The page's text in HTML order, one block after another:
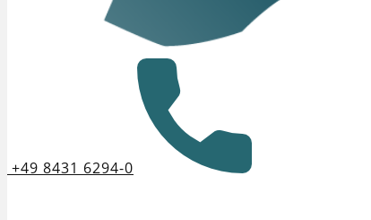
+49 8431 6294-0